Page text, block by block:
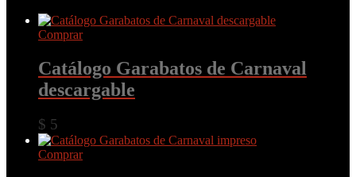
Comprar
Catálogo Garabatos de Carnaval
descargable
$ 5
Comprar